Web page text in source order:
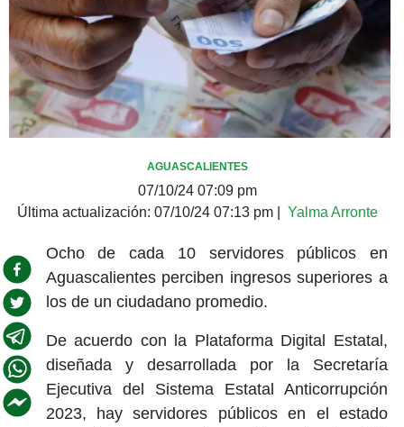
AGUASCALIENTES
07/10/24 07:09 pm
Última actualización: 07/10/24 07:13 pm Yalma Arronte
Ocho de cada 10 servidores públicos en
Aguascalientes perciben ingresos superiores a
los de un ciudadano promedio.
De acuerdo con la Plataforma Digital Estatal,
diseñada y desarrollada por la Secretaría
Ejecutiva del Sistema Estatal Anticorrupción
2023, hay servidores públicos en el estado